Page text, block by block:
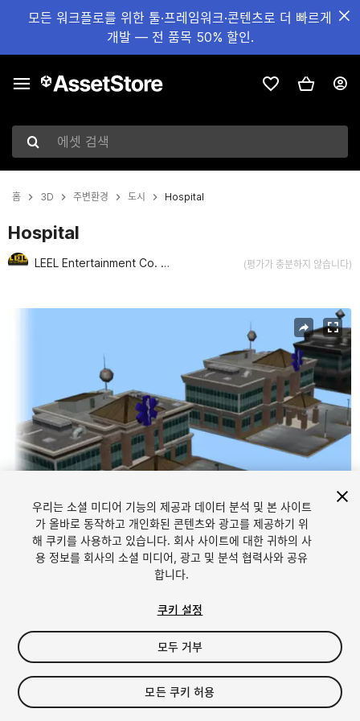
모든 워크플로를 위한 툴·프레임워크·콘텐츠로 더 빠르게
개발 — 전 품목 50% 할인.
에셋 검색
홈 3D 주변환경 도시 Hospital
Hospital
LEEL Entertainment Co. Ltd (평가가 충분하지 않습니다)
4
$4.99
우리는 소셜 미디어 기능의 제공과 데이터 분석 및 본 사이트
가 올바로 동작하고 개인화된 콘텐츠와 광고를 제공하기 위
해 쿠키를 사용하고 있습니다. 회사 사이트에 대한 귀하의 사
용 정보를 회사의 소셜 미디어, 광고 및 분석 협력사와 공유
합니다.
쿠키 설정
모두 거부
모든 쿠키 허용